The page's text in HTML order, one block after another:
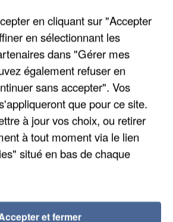
CANICULES, LES REFUGES
SONT...
en cliquant sur "Accepter
en sélectionnant les
dans "Gérer mes
également refuser en
sans accepter". Vos
que pour ce site.
à jour vos choix, ou retirer
à tout moment via le lien
situé en bas de chaque
et fermer